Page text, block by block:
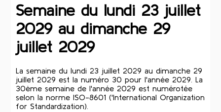
Semaine du lundi 23 juillet
2029 au dimanche 29
juillet 2029
La semaine du lundi 23 juillet 2029 au dimanche 29
juillet 2029 est la numéro 30 pour l'année 2029. La
30ème semaine de l'année 2029 est numérotée
selon la norme ISO-8601 ('International Organization
for Standardization).